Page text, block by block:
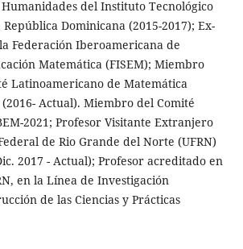
Humanidades del Instituto Tecnológico
Dominicana (2015-2017); Ex-
Federación Iberoamericana de
Matemática (FISEM); Miembro
Latinoamericano de Matemática
Actual). Miembro del Comité
2021; Profesor Visitante Extranjero
de Rio Grande del Norte (UFRN)
2017 - Actual); Profesor acreditado en
en la Línea de Investigación
de las Ciencias y Prácticas